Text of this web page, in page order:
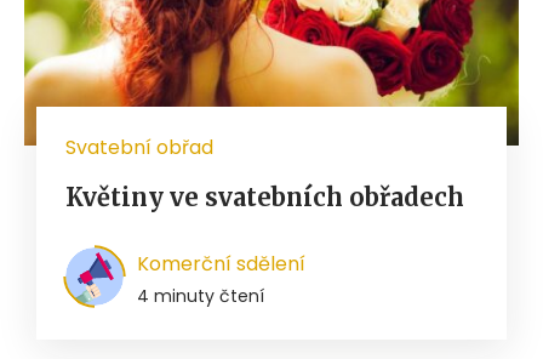
Svatební obřad
Květiny ve svatebních obřadech
Komerční sdělení
4 minuty čtení